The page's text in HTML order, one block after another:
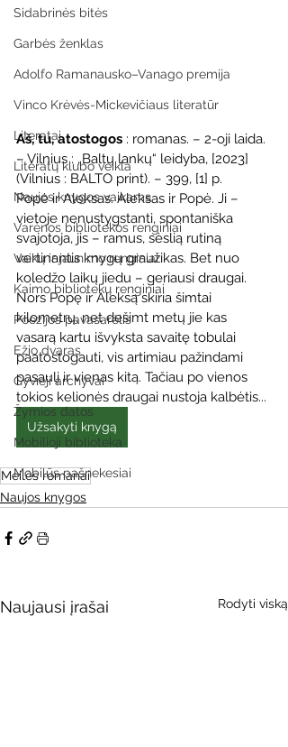
Sidabrinės bitės
Garbės ženklas
Adolfo Ramanausko–Vanago premija
Vinco Krėvės-Mickevičiaus literatūr
Literatai
Literatų klubo veikla
Naujos knygos vaikams
Varėnos bibliotekos renginiai
Vaikų ir jaunimo renginiai
Kaimo bibliotekų renginiai
Poezijos pavasarėlis
Ežio dvaras
Gyvieji archyvai
Žymios datos
Mobilioji biblioteka
Mobilūs pašnekesiai
Aš, tu, atostogos : romanas. – 2-oji laida.
– Vilnius : „Baltų lankų“ leidyba, [2023]
(Vilnius : BALTO print). – 399, [1] p.
Popė ir Aleksas. Aleksas ir Popė. Ji –
vietoje nenustygstanti, spontaniška
svajotoja, jis – ramus, sėslią rutiną
vertinantis knygų graužikas. Bet nuo
koledžo laikų jiedu – geriausi draugai.
Nors Popę ir Aleksą skiria šimtai
kilometrų, net dešimt metų jie kas
vasarą kartu išvyksta savaitę tobulai
paatostogauti, vis artimiau pažindami
pasaulį ir vienas kitą. Tačiau po vienos
tokios kelionės draugai nustoja kalbėtis...
Užsakyti knygą
Meilės romanai
Naujos knygos
Naujausi įrašai Rodyti viską